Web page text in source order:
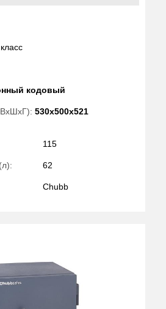
кодовый
530x500x521
115
62
Chubb